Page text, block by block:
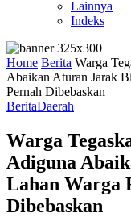
Lainnya
Indeks
Home Berita Warga
Abaikan Aturan Jarak
Pernah Dibebaskan
BeritaDaerah
Warga
Adiguna
Lahan Warga
Dibebaskan